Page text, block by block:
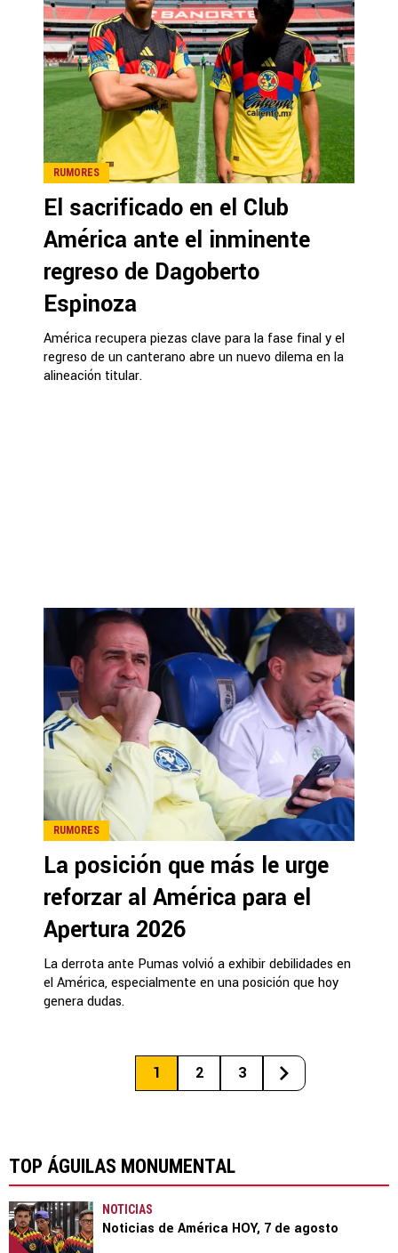
RUMORES
El sacrificado en el Club
América ante el inminente
regreso de Dagoberto
Espinoza
América recupera piezas clave para la fase final y el
regreso de un canterano abre un nuevo dilema en la
alineación titular.
RUMORES
La posición que más le urge
reforzar al América para el
Apertura 2026
La derrota ante Pumas volvió a exhibir debilidades en
el América, especialmente en una posición que hoy
genera dudas.
1 2 3
TOP ÁGUILAS MONUMENTAL
NOTICIAS
Noticias de América HOY, 7 de agosto